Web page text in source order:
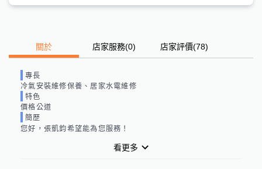
關於 店家服務(0) 店家評價(78)
專長
冷氣安裝維修保養、居家水電維修
特色
價格公道
簡歷
您好，張凱鈞希望能為您服務！
看更多